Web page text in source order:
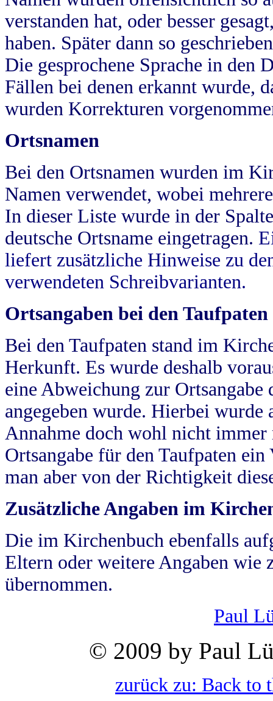
verstanden hat, oder besser
haben. Später dann so
Die gesprochene Sprache in
Fällen bei denen erkannt wurde,
wurden Korrekturen
Ortsnamen
Bei den Ortsnamen wurden im
Namen verwendet, wobei
In dieser Liste wurde in der
deutsche Ortsname eingetragen.
liefert zusätzliche Hinweise zu
verwendeten Schreibvarianten.
Ortsangaben bei den Taufpaten
Bei den Taufpaten stand im
Herkunft. Es wurde deshalb
eine Abweichung zur
angegeben wurde. Hierbei wurde
Annahme doch wohl nicht
Ortsangabe für den Taufpaten
man aber von der Richtigkeit
Zusätzliche Angaben im
Die im Kirchenbuch ebenfalls
Eltern oder weitere Angaben wie
übernommen.
Paul
© 2009 by Paul
zurück zu: Back to